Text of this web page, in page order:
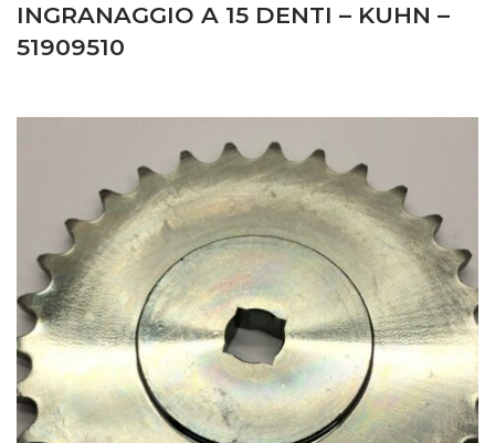
INGRANAGGIO A 15 DENTI – KUHN –
51909510